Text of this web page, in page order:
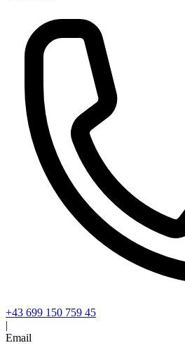
+43 699 150 759 45
|
Email